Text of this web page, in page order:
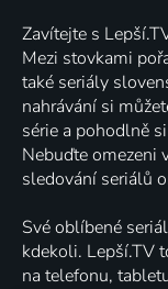
Zavítejte s
Mezi stovkami
také seriály
nahrávání si
série a pohodlně
Nebuďte omezeni
sledování seriálů
Své oblíbené
kdekoli. Lepší.TV
na telefonu,